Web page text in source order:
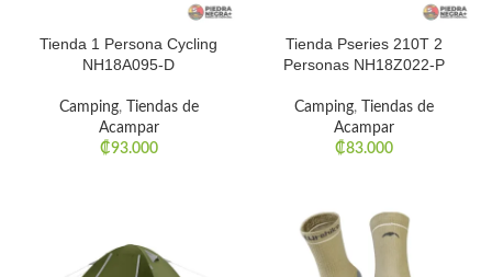
Tienda 1 Persona Cycling
NH18A095-D
Camping,
Tiendas de
Acampar
₡93.000
Tienda Pseries 210T 2
Personas NH18Z022-P
Camping,
Tiendas de
Acampar
₡83.000